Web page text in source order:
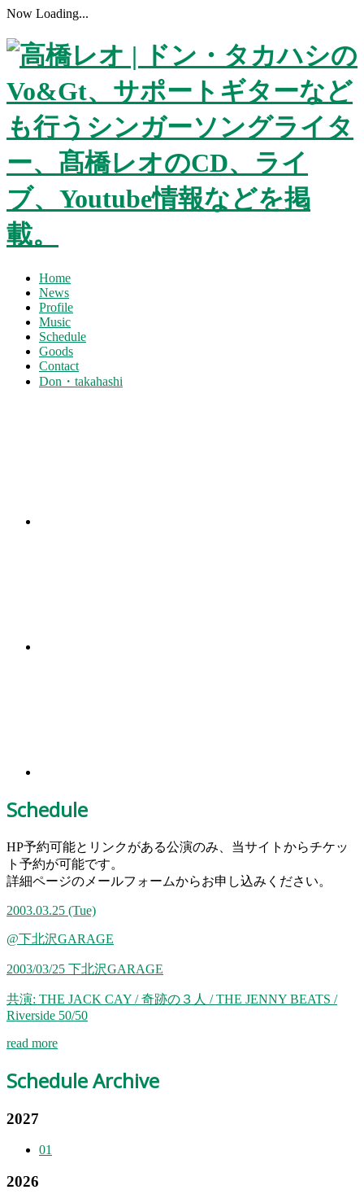
Now Loading...
Home
News
Profile
Music
Schedule
Goods
Contact
Don・takahashi
Schedule
HP予約可能とリンクがある公演のみ、当サイトからチケッ
ト予約が可能です。
詳細ページのメールフォームからお申し込みください。
2003.03.25 (Tue)
@下北沢GARAGE
2003/03/25 下北沢GARAGE
共演: THE JACK CAY / 奇跡の３人 / THE JENNY BEATS /
Riverside 50/50
read more
Schedule Archive
2027
01
2026